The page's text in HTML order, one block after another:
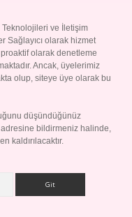
Teknolojileri ve İletişim
Sağlayıcı olarak hizmet
olarak denetleme
Ancak, üyelerimiz
olup, siteye üye olarak bu
düşündüğünüz
adresine bildirmeniz halinde,
kaldırılacaktır.